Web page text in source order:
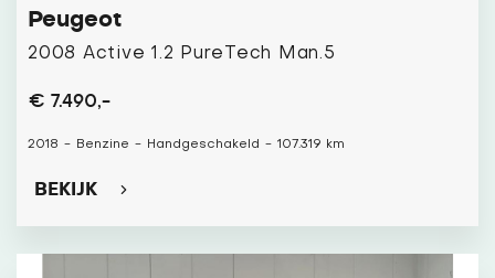
Peugeot
2008 Active 1.2 PureTech Man.5
€ 7.490,-
2018 - Benzine - Handgeschakeld - 107.319 km
BEKIJK